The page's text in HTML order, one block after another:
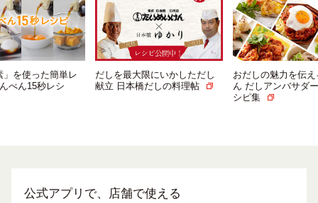
限にいかしただし
だしの料理帖
おだしの魅力を伝える にんべ
ん だしアンバサダーによるレ
「つゆの素」を使
シピ「#にんべん
ピ」
公式アプリで、店舗で使える